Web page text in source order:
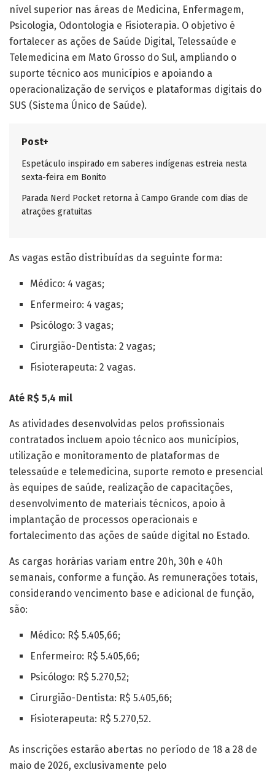
nível superior nas áreas de Medicina, Enfermagem,
Psicologia, Odontologia e Fisioterapia. O objetivo é
fortalecer as ações de Saúde Digital, Telessaúde e
Telemedicina em Mato Grosso do Sul, ampliando o
suporte técnico aos municípios e apoiando a
operacionalização de serviços e plataformas digitais do
SUS (Sistema Único de Saúde).
Post+
Espetáculo inspirado em saberes indígenas estreia nesta
sexta-feira em Bonito
Parada Nerd Pocket retorna à Campo Grande com dias de
atrações gratuitas
As vagas estão distribuídas da seguinte forma:
Médico: 4 vagas;
Enfermeiro: 4 vagas;
Psicólogo: 3 vagas;
Cirurgião-Dentista: 2 vagas;
Fisioterapeuta: 2 vagas.
Até R$ 5,4 mil
As atividades desenvolvidas pelos profissionais
contratados incluem apoio técnico aos municípios,
utilização e monitoramento de plataformas de
telessaúde e telemedicina, suporte remoto e presencial
às equipes de saúde, realização de capacitações,
desenvolvimento de materiais técnicos, apoio à
implantação de processos operacionais e
fortalecimento das ações de saúde digital no Estado.
As cargas horárias variam entre 20h, 30h e 40h
semanais, conforme a função. As remunerações totais,
considerando vencimento base e adicional de função,
são:
Médico: R$ 5.405,66;
Enfermeiro: R$ 5.405,66;
Psicólogo: R$ 5.270,52;
Cirurgião-Dentista: R$ 5.405,66;
Fisioterapeuta: R$ 5.270,52.
As inscrições estarão abertas no período de 18 a 28 de
maio de 2026, exclusivamente pelo